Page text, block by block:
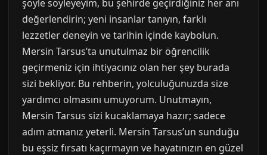
şöyle söyleyeyim, bu şehirde geçirdiğiniz her anı
değerlendirin; yeni insanlar tanıyın, farklı
lezzetler deneyin ve tarihin içinde kaybolun.
Mersin Tarsus’ta unutulmaz bir öğrencilik
geçirmeniz için ihtiyacınız olan her şey burada
sizi bekliyor. Bu rehberin, yolculuğunuzda size
yardımcı olmasını umuyorum. Unutmayın,
Mersin Tarsus sizi kucaklamaya hazır; sadece
adım atmanız yeterli. Mersin Tarsus’un sunduğu
bu eşsiz fırsatı kaçırmayın ve hayatınızın en güzel